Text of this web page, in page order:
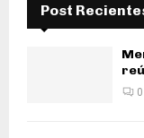
Post
0